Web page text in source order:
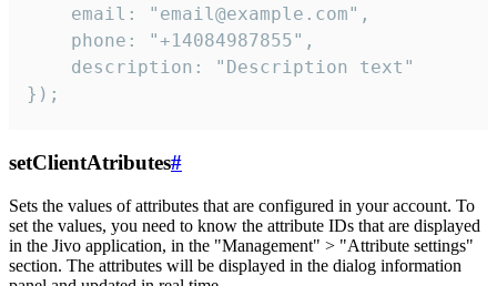
    email: "email@example.com",
    phone: "+14084987855",
    description: "Description text"
});
setClientAtributes#
Sets the values ​​of attributes that are configured in your account. To
set the values, you need to know the attribute IDs that are displayed
in the Jivo application, in the "Management" > "Attribute settings"
section. The attributes will be displayed in the dialog information